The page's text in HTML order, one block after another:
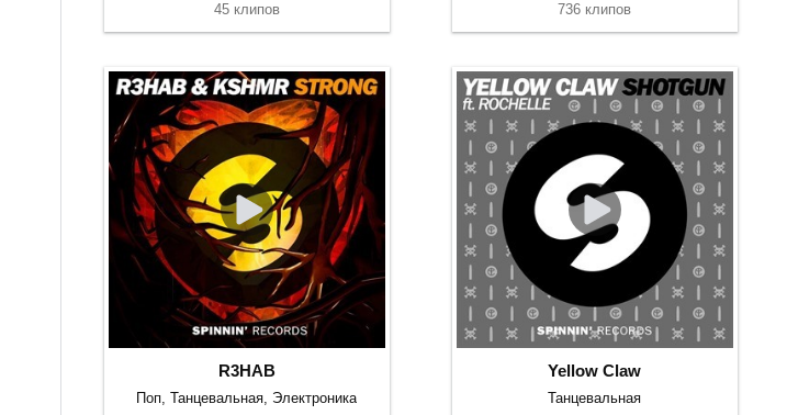
45 клипов
736 клипов
R3HAB
Поп, Танцевальная, Электроника
Yellow Claw
Танцевальная